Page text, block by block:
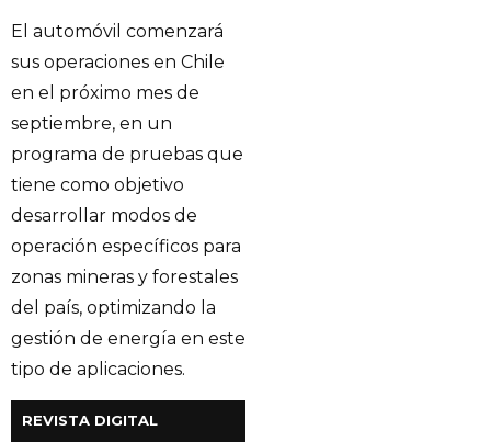
El automóvil comenzará
sus operaciones en Chile
en el próximo mes de
septiembre, en un
programa de pruebas que
tiene como objetivo
desarrollar modos de
operación específicos para
zonas mineras y forestales
del país, optimizando la
gestión de energía en este
tipo de aplicaciones.
REVISTA DIGITAL